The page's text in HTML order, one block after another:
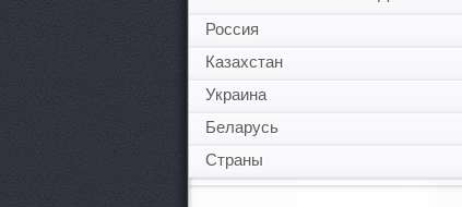
Россия
Казахстан
Украина
Беларусь
Страны